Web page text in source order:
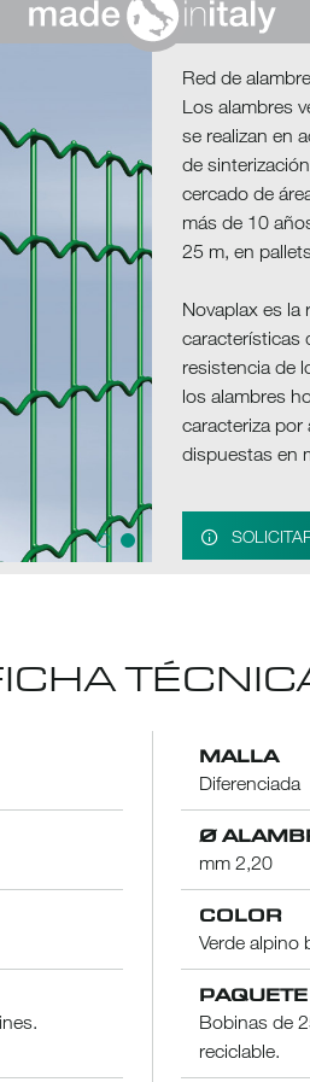
Italy
Red de
Los alambres
se realizan en
de
cercado de
más de 10
25 m, en
Novaplax es la
características
resistencia de
los alambres
caracteriza por
dispuestas en
MALLA
Diferenciada
Ø
mm 2,20
COLOR
Verde alpino
PAQUETE
Bobinas de
reciclable.